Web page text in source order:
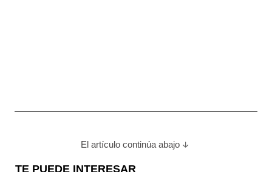
El artículo continúa abajo
TE PUEDE INTERESAR